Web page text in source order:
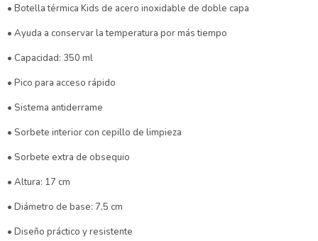
• Botella térmica Kids de acero inoxidable de doble capa
• Ayuda a conservar la temperatura por más tiempo
• Capacidad: 350 ml
• Pico para acceso rápido
• Sistema antiderrame
• Sorbete interior con cepillo de limpieza
• Sorbete extra de obsequio
• Altura: 17 cm
• Diámetro de base: 7,5 cm
• Diseño práctico y resistente